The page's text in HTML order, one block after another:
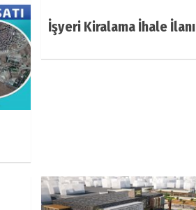
İşyeri Kiralama İhale İlanı